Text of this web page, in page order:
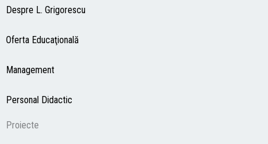
Despre L. Grigorescu
Oferta Educaţională
Management
Personal Didactic
Proiecte